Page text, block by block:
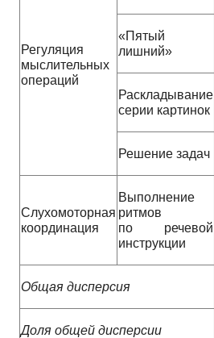
Регуляция
мыслительных
операций
«Пятый
лишний»
Раскладывание
серии картинок
Решение задач
Слухомоторная
координация
Выполнение
ритмов
по речевой
инструкции
Общая дисперсия
Доля общей дисперсии